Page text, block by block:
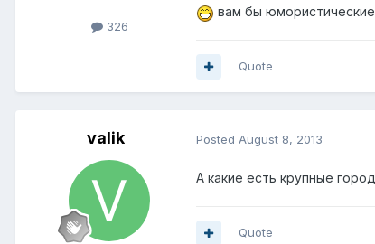
326
вам бы
Quote
valik Posted August 8, 2013
А какие есть крупные
Quote